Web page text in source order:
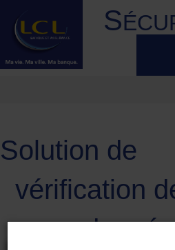
S
Solution de
vérification